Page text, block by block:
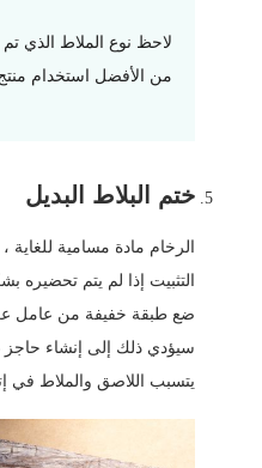
لاحظ نوع الملاط الذي تم
من الأفضل استخدام منتج
ختم البلاط البديل
الرخام مادة مسامية للغاية
التثبيت إذا لم يتم
ضع طبقة خفيفة من
سيؤدي ذلك إلى إنشاء حاجز
يتسبب اللاصق والملاط في